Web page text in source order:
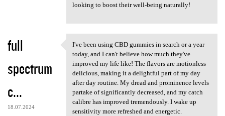
looking to boost their well-being naturally!
full
spectrum
c...
18.07.2024
I've been using CBD gummies
I've been using CBD gummies in search or a year
today, and I can't believe how much they've
improved my life like! The flavors are motionless
delicious, making it a delightful part of my day
after day routine. My dread and prominence levels
partake of significantly decreased, and my catch
calibre has improved tremendously. I wake up
sensitivity more refreshed and energetic.